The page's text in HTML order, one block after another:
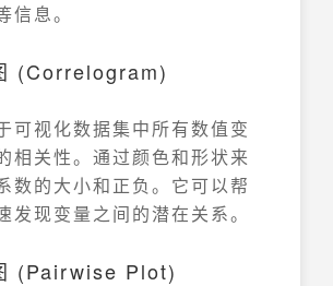
信息。
(Correlogram)
可视化数据集中所有数值变
相关性。通过颜色和形状来
数的大小和正负。它可以帮
发现变量之间的潜在关系。
(Pairwise Plot)